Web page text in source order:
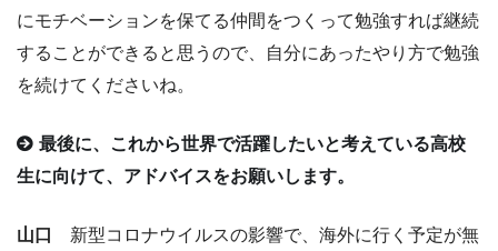
にモチベーションを保てる仲間をつくって勉強すれば継続
することができると思うので、自分にあったやり方で勉強
を続けてくださいね。
最後に、これから世界で活躍したいと考えている高校
生に向けて、アドバイスをお願いします。
山口 新型コロナウイルスの影響で、海外に行く予定が無